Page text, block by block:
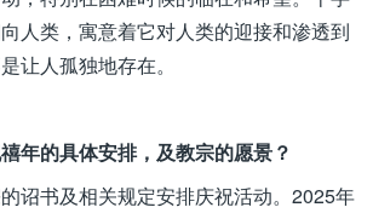
人类，寓意着它对人类的迎接和渗透到
让人孤独地存在。
年的具体安排，及教宗的愿景？
诏书及相关规定安排庆祝活动。2025年